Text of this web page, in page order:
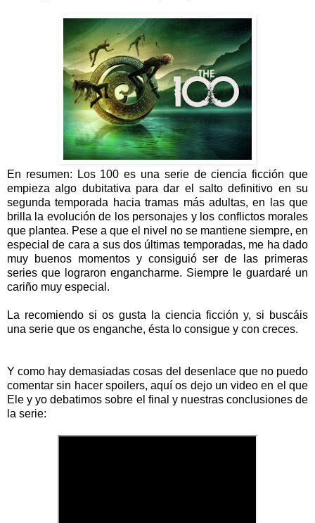
En resumen: Los 100 es una serie de ciencia ficción que
empieza algo dubitativa para dar el salto definitivo en su
segunda temporada hacia tramas más adultas, en las que
brilla la evolución de los personajes y los conflictos morales
que plantea. Pese a que el nivel no se mantiene siempre, en
especial de cara a sus dos últimas temporadas, me ha dado
muy buenos momentos y consiguió ser de las primeras
series que lograron engancharme. Siempre le guardaré un
cariño muy especial.
La recomiendo si os gusta la ciencia ficción y, si buscáis
una serie que os enganche, ésta lo consigue y con creces.
Y como hay demasiadas cosas del desenlace que no puedo
comentar sin hacer spoilers, aquí os dejo un video en el que
Ele y yo debatimos sobre el final y nuestras conclusiones de
la serie: